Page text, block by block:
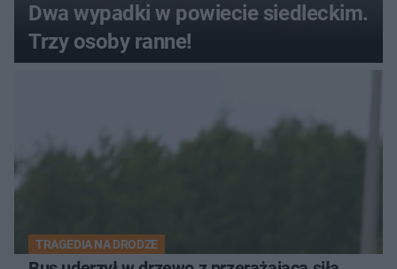
Dwa wypadki w powiecie siedleckim.
Trzy osoby ranne!
TRAGEDIA NA DRODZE